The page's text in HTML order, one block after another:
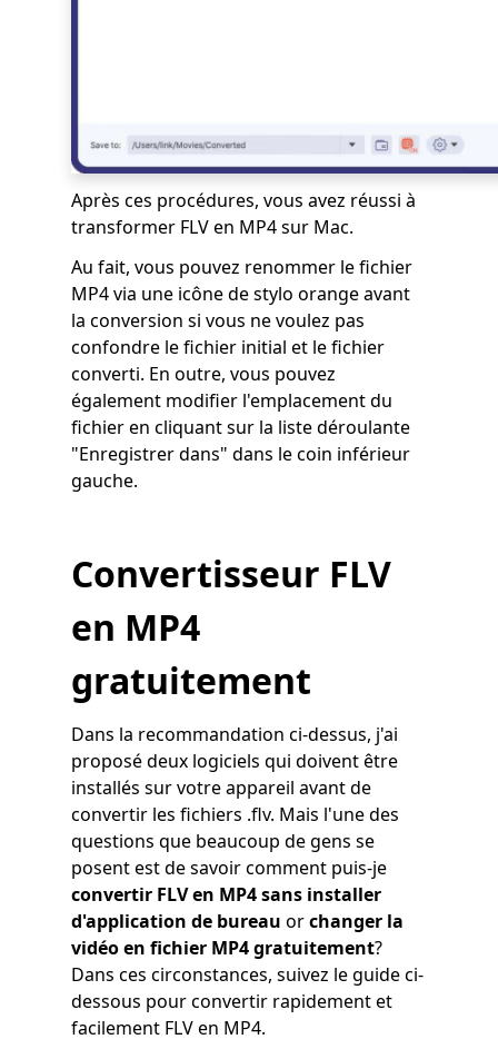
Après ces procédures, vous avez réussi à
transformer FLV en MP4 sur Mac.
Au fait, vous pouvez renommer le fichier
MP4 via une icône de stylo orange avant
la conversion si vous ne voulez pas
confondre le fichier initial et le fichier
converti. En outre, vous pouvez
également modifier l'emplacement du
fichier en cliquant sur la liste déroulante
"Enregistrer dans" dans le coin inférieur
gauche.
Convertisseur FLV
en MP4
gratuitement
Dans la recommandation ci-dessus, j'ai
proposé deux logiciels qui doivent être
installés sur votre appareil avant de
convertir les fichiers .flv. Mais l'une des
questions que beaucoup de gens se
posent est de savoir comment puis-je
convertir FLV en MP4 sans installer
d'application de bureau orchanger la
vidéo en fichier MP4 gratuitement?
Dans ces circonstances, suivez le guide ci-
dessous pour convertir rapidement et
facilement FLV en MP4.